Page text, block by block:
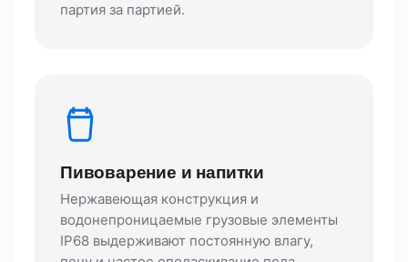
партия за партией.
Пивоварение и напитки
Нержавеющая конструкция и
водонепроницаемые грузовые элементы
IP68 выдерживают постоянную влагу,